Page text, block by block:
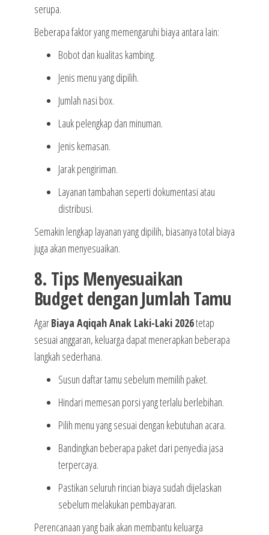
serupa.
Beberapa faktor yang memengaruhi biaya antara lain:
Bobot dan kualitas kambing.
Jenis menu yang dipilih.
Jumlah nasi box.
Lauk pelengkap dan minuman.
Jenis kemasan.
Jarak pengiriman.
Layanan tambahan seperti dokumentasi atau
distribusi.
Semakin lengkap layanan yang dipilih, biasanya total biaya
juga akan menyesuaikan.
8. Tips Menyesuaikan
Budget dengan Jumlah Tamu
AgarBiaya Aqiqah Anak Laki-Laki 2026tetap
sesuai anggaran, keluarga dapat menerapkan beberapa
langkah sederhana.
Susun daftar tamu sebelum memilih paket.
Hindari memesan porsi yang terlalu berlebihan.
Pilih menu yang sesuai dengan kebutuhan acara.
Bandingkan beberapa paket dari penyedia jasa
terpercaya.
Pastikan seluruh rincian biaya sudah dijelaskan
sebelum melakukan pembayaran.
Perencanaan yang baik akan membantu keluarga